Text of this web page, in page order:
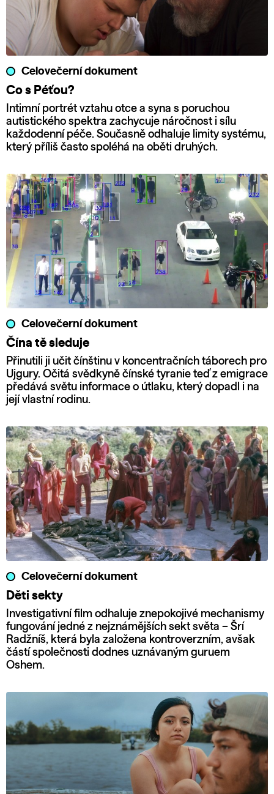
Celovečerní dokument
Co s Péťou?
Intimní portrét vztahu otce a syna s poruchou
autistického spektra zachycuje náročnost i sílu
každodenní péče. Současně odhaluje limity systému,
který příliš často spoléhá na oběti druhých.
Celovečerní dokument
Čína tě sleduje
Přinutili ji učit čínštinu v koncentračních táborech pro
Ujgury. Očitá svědkyně čínské tyranie teď z emigrace
předává světu informace o útlaku, který dopadl i na
její vlastní rodinu.
Celovečerní dokument
Děti sekty
Investigativní film odhaluje znepokojivé mechanismy
fungování jedné z nejznámějších sekt světa – Šrí
Radžníš, která byla založena kontroverzním, avšak
částí společnosti dodnes uznávaným guruem
Oshem.